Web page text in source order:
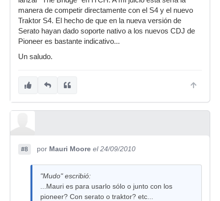
manera de competir directamente con el S4 y el nuevo
Traktor S4. El hecho de que en la nueva versión de
Serato hayan dado soporte nativo a los nuevos CDJ de
Pioneer es bastante indicativo...
Un saludo.
#8 por Mauri Moore el 24/09/2010
"Mudo" escribió:
...Mauri es para usarlo sólo o junto con los
pioneer? Con serato o traktor? etc...